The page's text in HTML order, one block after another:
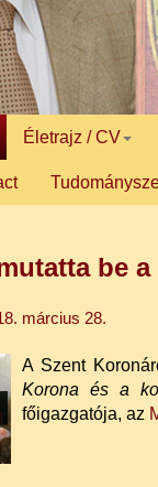
Életrajz / CV
be
március 28.
A Szent
Korona és a
főigazgatója, az